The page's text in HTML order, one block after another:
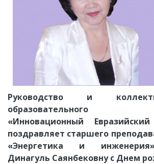
Руководство и
образовательного
«Инновационный Евразийский
поздравляет старшего
«Энергетика и инженерия»
Динагуль Саянбековнус Днем